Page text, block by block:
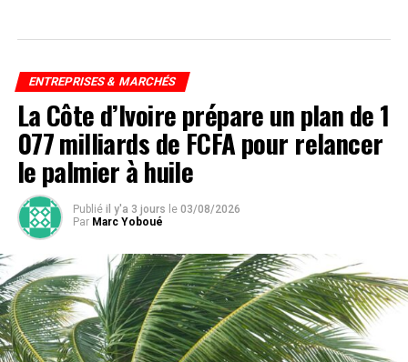
ENTREPRISES & MARCHÉS
La Côte d’Ivoire prépare un plan de 1
077 milliards de FCFA pour relancer
le palmier à huile
Publié il y'a 3 jours le 03/08/2026
Par Marc Yoboué